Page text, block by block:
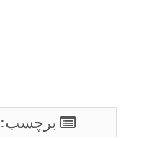
برچسب: Contacts + PRO